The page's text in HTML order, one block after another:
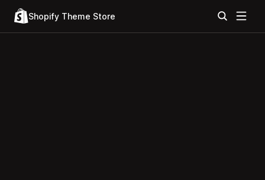
Shopify Theme Store